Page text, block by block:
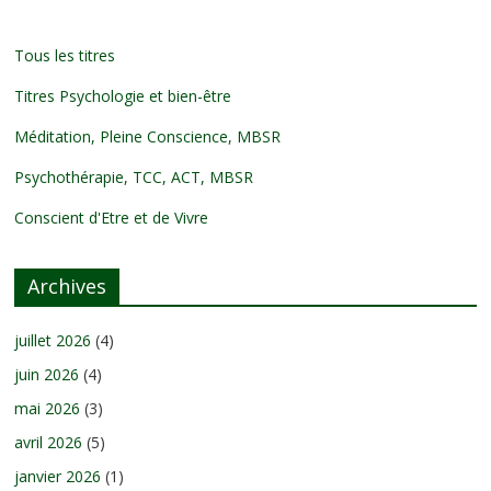
Tous les titres
Titres Psychologie et bien-être
Méditation, Pleine Conscience, MBSR
Psychothérapie, TCC, ACT, MBSR
Conscient d'Etre et de Vivre
Archives
juillet 2026 (4)
juin 2026 (4)
mai 2026 (3)
avril 2026 (5)
janvier 2026 (1)